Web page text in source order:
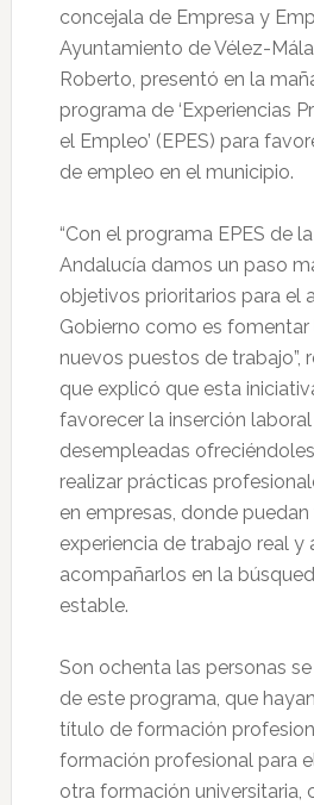
concejala de Empresa y
Ayuntamiento de Vélez-
Roberto, presentó en la
programa de ‘Experiencias
el Empleo’ (EPES) para
de empleo en el municipio.
“Con el programa EPES de
Andalucía damos un paso
objetivos prioritarios para el
Gobierno como es fomentar
nuevos puestos de trabajo”,
que explicó que esta
favorecer la inserción
desempleadas
realizar prácticas
en empresas, donde puedan
experiencia de trabajo real y
acompañarlos en la
estable.
Son ochenta las personas
de este programa, que
título de formación
formación profesional para
otra formación universitaria,